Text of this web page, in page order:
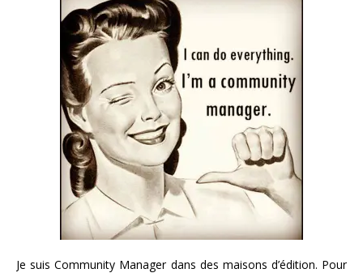
Je suis Community Manager dans des maisons d’édition. Pour